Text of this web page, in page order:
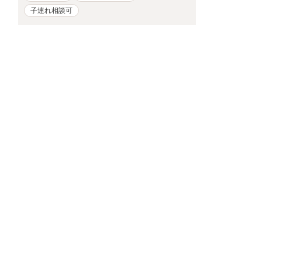
子連れ相談可